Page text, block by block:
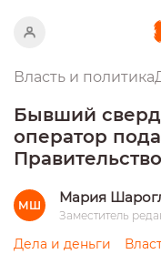
Власть и политика
Бывший
оператор
МШ Мария
Заместитель
Дела и деньги